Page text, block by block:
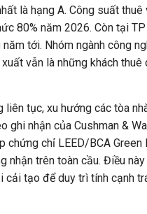
là hạng A. Công suất thuê
80% năm 2026. Còn tại
tới. Nhóm ngành công
vẫn là những khách thuê
liên tục, xu hướng các tòa
ghi nhận của Cushman &
chỉ LEED/BCA Green
nhận trên toàn cầu. Điều
cải tạo để duy trì tính cạnh